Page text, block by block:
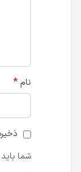
نام *
شما